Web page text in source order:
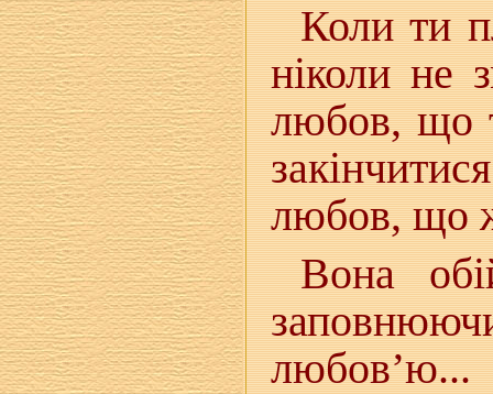
Коли ти
ніколи не
любов, що
любов, що
Вона
любов’ю...